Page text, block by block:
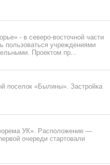
- в северо-восточной части
пользоваться учреждениями
Проектом пр...
поселок «Былины». Застройка
УК». Расположение —
очереди стартовали